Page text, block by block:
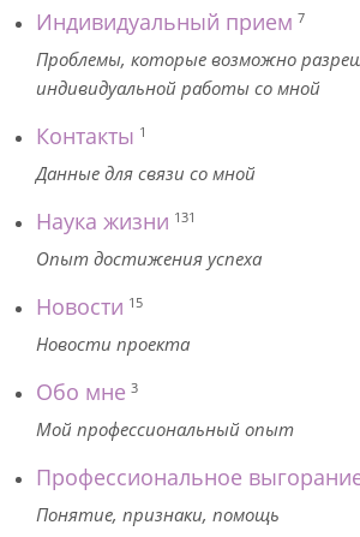
Индивидуальный прием 7
Проблемы, которые возможно
индивидуальной работы со мной
Контакты 1
Данные для связи со мной
Наука жизни 131
Опыт достижения успеха
Новости 15
Новости проекта
Обо мне 3
Мой профессиональный опыт
Профессиональное
Понятие, признаки, помощь